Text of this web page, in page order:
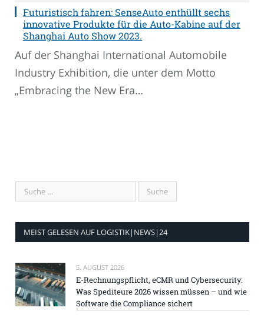
Futuristisch fahren: SenseAuto enthüllt sechs
innovative Produkte für die Auto-Kabine auf der
Shanghai Auto Show 2023.
Auf der Shanghai International Automobile
Industry Exhibition, die unter dem Motto
„Embracing the New Era…
MEIST GELESEN AUF LOGISTIK|NEWS|24
5. AUGUST 2026
E-Rechnungspflicht, eCMR und Cybersecurity:
Was Spediteure 2026 wissen müssen – und wie
Software die Compliance sichert